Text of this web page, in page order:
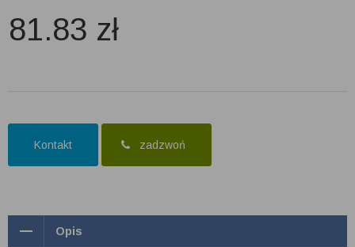
81.83 zł
Kontakt zadzwoń
Opis